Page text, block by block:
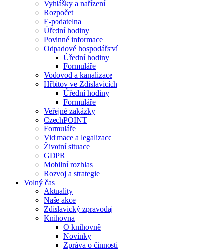
Vyhlášky a nařízení
Rozpočet
E-podatelna
Úřední hodiny
Povinné informace
Odpadové hospodářství
Úřední hodiny
Formuláře
Vodovod a kanalizace
Hřbitov ve Zdislavicích
Úřední hodiny
Formuláře
Veřejné zakázky
CzechPOINT
Formuláře
Vidimace a legalizace
Životní situace
GDPR
Mobilní rozhlas
Rozvoj a strategie
Volný čas
Aktuality
Naše akce
Zdislavický zpravodaj
Knihovna
O knihovně
Novinky
Zpráva o činnosti